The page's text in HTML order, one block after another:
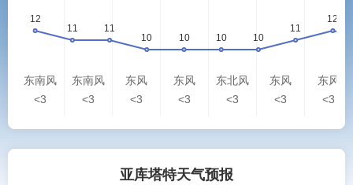
东南风
<3
东南风
<3
东风
<3
东风
<3
东北风
<3
东风
<3
东风
<3
亚库塔特天气预报